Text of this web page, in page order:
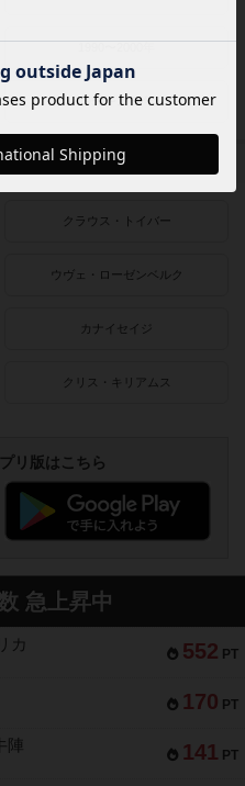
1950〜1980年
クラウス・トイバー
ウヴェ・ローゼンベルク
カナイセイジ
クリス・キリアムス
リ版はこちら
急上昇中
552 PT
カ
170 PT
141 PT
陣